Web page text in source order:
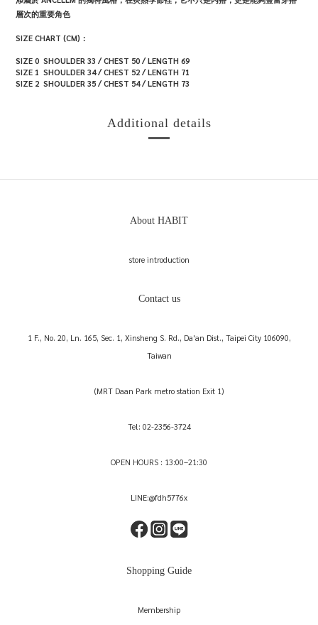
層次的重要角色
SIZE CHART (CM)：
SIZE 0 SHOULDER 33 / CHEST 50 / LENGTH 69
SIZE 1 SHOULDER 34 / CHEST 52 / LENGTH 71
SIZE 2 SHOULDER 35 / CHEST 54 / LENGTH 73
Additional details
About HABIT
store introduction
Contact us
1 F., No. 20, Ln. 165, Sec. 1, Xinsheng S. Rd., Da'an Dist., Taipei City 106090,
Taiwan
(MRT Daan Park metro station Exit 1)
Tel: 02-2356-3724
OPEN HOURS : 13:00–21:30
LINE:@fdh5776x
Shopping Guide
Membership